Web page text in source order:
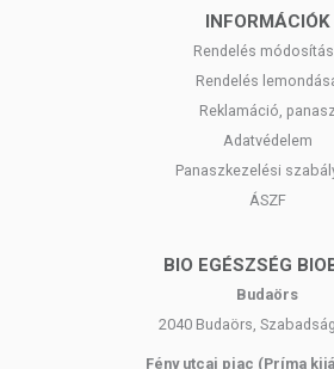
INFORMÁCIÓK
Rendelés
Rendelés
Reklamáció, panasz
Adatvédelem
Panaszkezelési
ÁSZF
BIO EGÉSZSÉG
Budaörs
2040 Budaörs,
Fény utcai piac (Príma